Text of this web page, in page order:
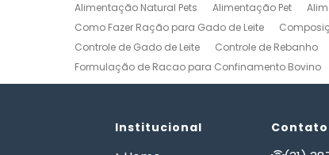
Alimentação Natural Pets
Alimentação Pet
Como Fazer Ração para Gado de Leite
Controle de Gado de Leite
Controle de Rebanho
Formulação de Racao para Confinamento Bovino
Formulação de Ração de Postura para Galinhas
Formulação de Ração para Frango de Corte
Institucional Contato